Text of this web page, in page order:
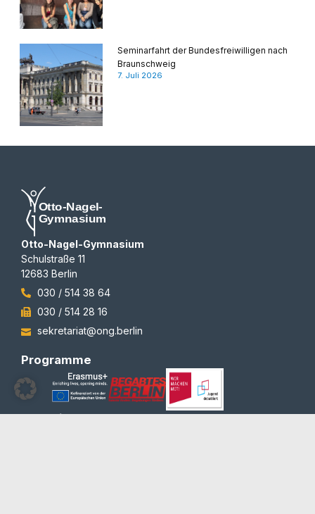
Seminarfahrt der Bundesfreiwilligen nach
Braunschweig
7. Juli 2026
Otto-Nagel-Gymnasium
Schulstraße 11
12683 Berlin
030 / 514 38 64
030 / 514 28 16
sekretariat@ong.berlin
Programme
Auszeichnungen